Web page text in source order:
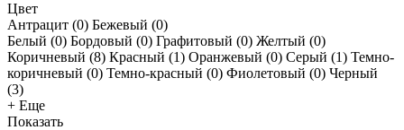
Цвет
Антрацит (0) Бежевый (0)
Белый (0) Бордовый (0) Графитовый (0) Желтый (0)
Коричневый (8) Красный (1) Оранжевый (0) Серый (1) Темно-
коричневый (0) Темно-красный (0) Фиолетовый (0) Черный
(3)
+ Еще
Показать